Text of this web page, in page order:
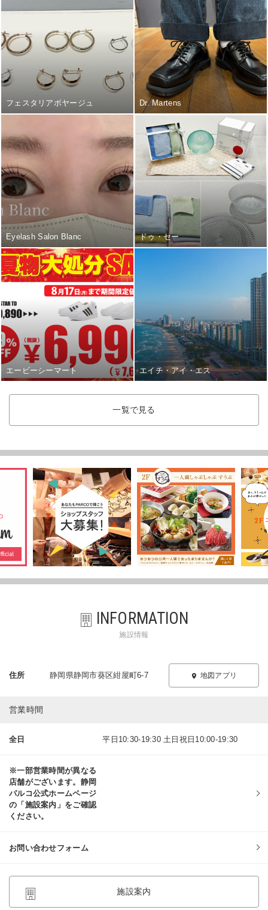
フェスタリアボヤージュ Dr. Martens
Eyelash Salon Blanc ドゥ・セー
エービーシーマート エイチ・アイ・エス
一覧で見る
INFORMATION
施設情報
住所 静岡県静岡市葵区紺屋町6-7 地図アプリ
営業時間
全日 平日10:30-19:30 土日祝日10:00-19:30
※一部営業時間が異なる
店舗がございます。静岡
パルコ公式ホームページ
の「施設案内」をご確認
ください。
お問い合わせフォーム
施設案内